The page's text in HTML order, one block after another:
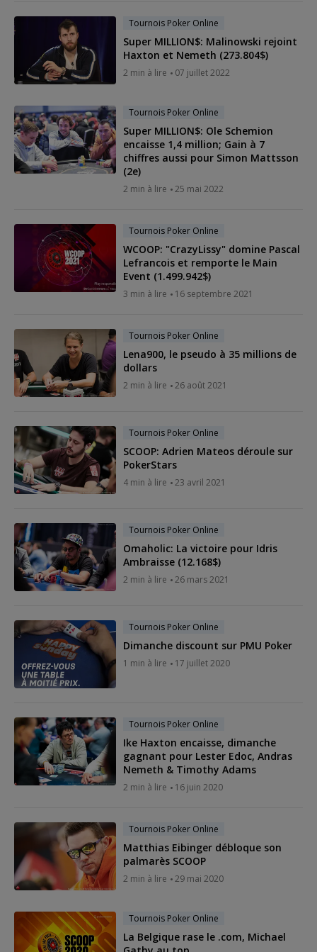
Tournois Poker Online
Super MILLION$: Malinowski rejoint
Haxton et Nemeth (273.804$)
2 min à lire 07 juillet 2022
Tournois Poker Online
Super MILLION$: Ole Schemion
encaisse 1,4 million; Gain à 7
chiffres aussi pour Simon Mattsson
(2e)
2 min à lire 25 mai 2022
Tournois Poker Online
WCOOP: "CrazyLissy" domine Pascal
Lefrancois et remporte le Main
Event (1.499.942$)
3 min à lire 16 septembre 2021
Tournois Poker Online
Lena900, le pseudo à 35 millions de
dollars
2 min à lire 26 août 2021
Tournois Poker Online
SCOOP: Adrien Mateos déroule sur
PokerStars
4 min à lire 23 avril 2021
Tournois Poker Online
Omaholic: La victoire pour Idris
Ambraisse (12.168$)
2 min à lire 26 mars 2021
Tournois Poker Online
Dimanche discount sur PMU Poker
1 min à lire 17 juillet 2020
Tournois Poker Online
Ike Haxton encaisse, dimanche
gagnant pour Lester Edoc, Andras
Nemeth & Timothy Adams
2 min à lire 16 juin 2020
Tournois Poker Online
Matthias Eibinger débloque son
palmarès SCOOP
2 min à lire 29 mai 2020
Tournois Poker Online
La Belgique rase le .com, Michael